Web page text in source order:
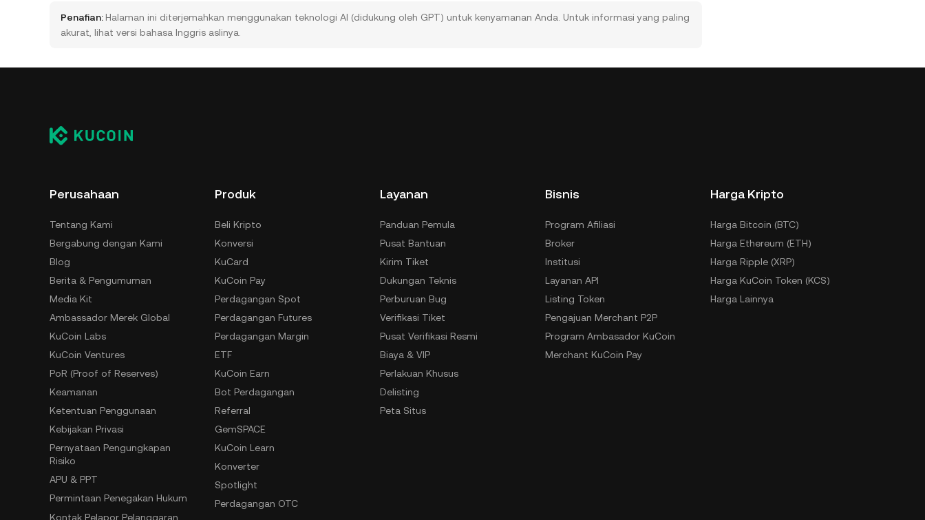
Penafian: Halaman ini diterjemahkan menggunakan teknologi AI (didukung oleh GPT) untuk kenyamanan Anda. Untuk informasi yang paling
akurat, lihat versi bahasa Inggris aslinya.
Perusahaan
Tentang Kami
Bergabung dengan Kami
Blog
Berita & Pengumuman
Media Kit
Ambassador Merek Global
KuCoin Labs
KuCoin Ventures
PoR (Proof of Reserves)
Keamanan
Ketentuan Penggunaan
Kebijakan Privasi
Pernyataan Pengungkapan
Risiko
APU & PPT
Permintaan Penegakan Hukum
Kontak Pelapor Pelanggaran
Produk
Beli Kripto
Konversi
KuCard
KuCoin Pay
Perdagangan Spot
Perdagangan Futures
Perdagangan Margin
ETF
KuCoin Earn
Bot Perdagangan
Referral
GemSPACE
KuCoin Learn
Konverter
Spotlight
Perdagangan OTC
Layanan
Panduan Pemula
Pusat Bantuan
Kirim Tiket
Dukungan Teknis
Perburuan Bug
Verifikasi Tiket
Pusat Verifikasi Resmi
Biaya & VIP
Perlakuan Khusus
Delisting
Peta Situs
Bisnis
Program Afiliasi
Broker
Institusi
Layanan API
Listing Token
Pengajuan Merchant P2P
Program Ambasador KuCoin
Merchant KuCoin Pay
Harga Kripto
Harga Bitcoin (BTC)
Harga Ethereum (ETH)
Harga Ripple (XRP)
Harga KuCoin Token (KCS)
Harga Lainnya